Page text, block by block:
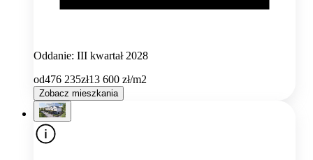
Oddanie: III kwartał 2028
od476 235zł13 600 zł/m2
Zobacz mieszkania